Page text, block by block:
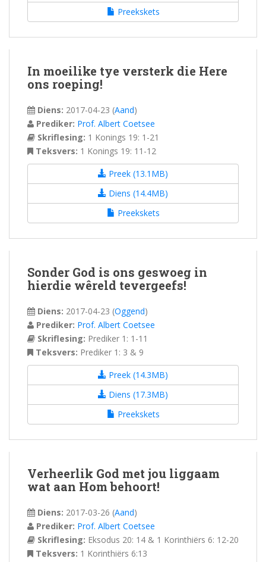
Preekskets
In moeilike tye versterk die Here
ons roeping!
Diens: 2017-04-23 (Aand)
Prediker: Prof. Albert Coetsee
Skriflesing: 1 Konings 19: 1-21
Teksvers: 1 Konings 19: 11-12
Preek (13.1MB)
Diens (14.4MB)
Preekskets
Sonder God is ons geswoeg in
hierdie wêreld tevergeefs!
Diens: 2017-04-23 (Oggend)
Prediker: Prof. Albert Coetsee
Skriflesing: Prediker 1: 1-11
Teksvers: Prediker 1: 3 & 9
Preek (14.3MB)
Diens (17.3MB)
Preekskets
Verheerlik God met jou liggaam
wat aan Hom behoort!
Diens: 2017-03-26 (Aand)
Prediker: Prof. Albert Coetsee
Skriflesing: Eksodus 20: 14 & 1 Korinthiërs 6: 12-20
Teksvers: 1 Korinthiërs 6:13